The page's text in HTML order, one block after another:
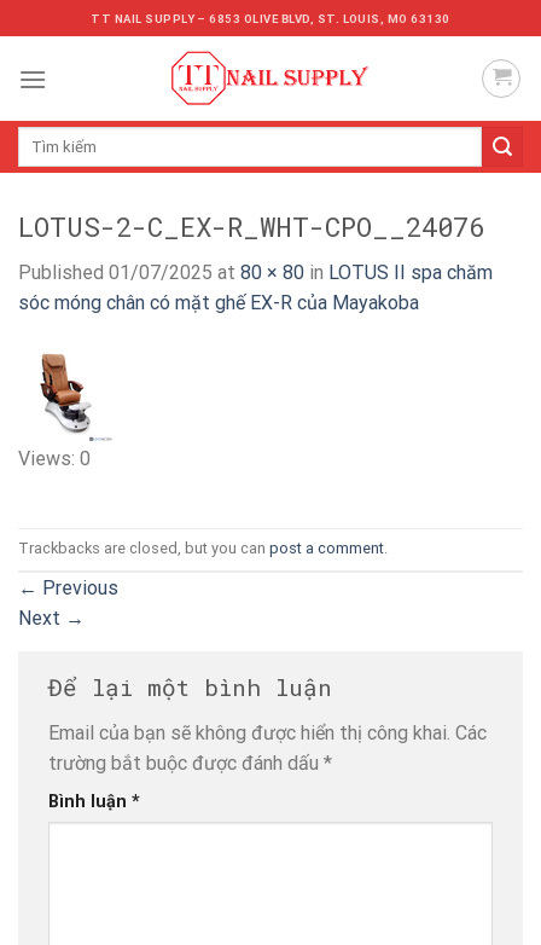
to
content
TT NAIL SUPPLY – 6853 OLIVE BLVD, ST. LOUIS, MO 63130
Tìm
LOTUS-2-C_EX-R_WHT-CPO__24076
Published 01/07/2025 at 80 × 80 in LOTUS II spa chăm
sóc móng chân có mặt ghế EX-R của Mayakoba
Views: 0
Trackbacks are closed, but you can post a comment.
← Previous
Next →
Để lại một bình luận
Email của bạn sẽ không được hiển thị công khai. Các
trường bắt buộc được đánh dấu *
Bình luận *